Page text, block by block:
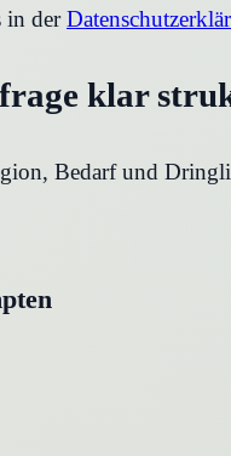
in der
klar
Bedarf und